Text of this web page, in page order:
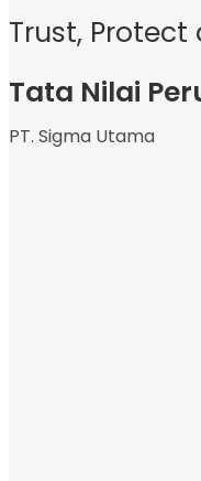
Trust,
Tata Nilai
PT. Sigma Utama